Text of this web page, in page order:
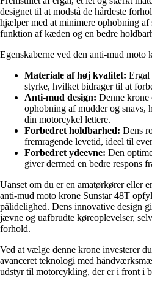
designet til at modstå de hårdeste
hjælper med at minimere ophobning
funktion af kæden og en bedre
Egenskaberne ved den anti-mud moto
Materiale af høj kvalitet: Ergal
styrke, hvilket bidrager til at
Anti-mud design: Denne krone
ophobning af mudder og snavs,
din motorcykel lettere.
Forbedret holdbarhed: Dens
fremragende levetid, ideel til
Forbedret ydeevne: Den
giver dermed en bedre respons
Uanset om du er en amatørkører eller
anti-mud moto krone Sunstar 48T
pålidelighed. Dens innovative design
jævne og uafbrudte køreoplevelser,
forhold.
Ved at vælge denne krone investerer
avanceret teknologi med
udstyr til motorcykling, der er i front i